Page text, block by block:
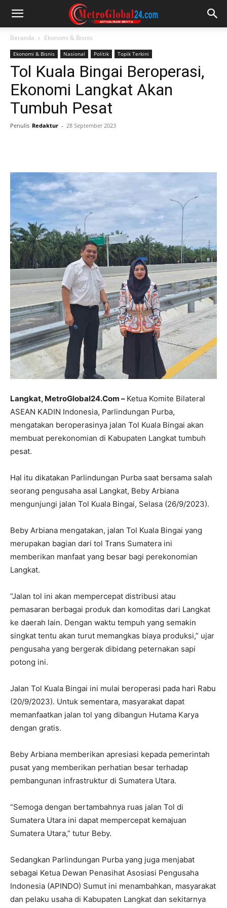
Beranda Ekonomi & Bisnis
Ekonomi & Bisnis Nasional Politik Topik Terkini
Tol Kuala Bingai Beroperasi,
Ekonomi Langkat Akan
Tumbuh Pesat
Penulis Redaktur - 28 September 2023
Langkat, MetroGlobal24.Com – Ketua Komite Bilateral
ASEAN KADIN Indonesia, Parlindungan Purba,
mengatakan beroperasinya jalan Tol Kuala Bingai akan
membuat perekonomian di Kabupaten Langkat tumbuh
pesat.
Hal itu dikatakan Parlindungan Purba saat bersama salah
seorang pengusaha asal Langkat, Beby Arbiana
mengunjungi jalan Tol Kuala Bingai, Selasa (26/9/2023).
Beby Arbiana mengatakan, jalan Tol Kuala Bingai yang
merupakan bagian dari tol Trans Sumatera ini
memberikan manfaat yang besar bagi perekonomian
Langkat.
“Jalan tol ini akan mempercepat distribusi atau
pemasaran berbagai produk dan komoditas dari Langkat
ke daerah lain. Dengan waktu tempuh yang semakin
singkat tentu akan turut memangkas biaya produksi,” ujar
pengusaha yang bergerak dibidang peternakan sapi
potong ini.
Jalan Tol Kuala Bingai ini mulai beroperasi pada hari Rabu
(20/9/2023). Untuk sementara, masyarakat dapat
memanfaatkan jalan tol yang dibangun Hutama Karya
dengan gratis.
Beby Arbiana memberikan apresiasi kepada pemerintah
pusat yang memberikan perhatian besar terhadap
pembangunan infrastruktur di Sumatera Utara.
“Semoga dengan bertambahnya ruas jalan Tol di
Sumatera Utara ini dapat mempercepat kemajuan
Sumatera Utara,” tutur Beby.
Sedangkan Parlindungan Purba yang juga menjabat
sebagai Ketua Dewan Penasihat Asosiasi Pengusaha
Indonesia (APINDO) Sumut ini menambahkan, masyarakat
dan pelaku usaha di Kabupaten Langkat dan sekitarnya